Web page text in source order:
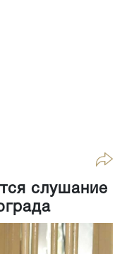
слушание